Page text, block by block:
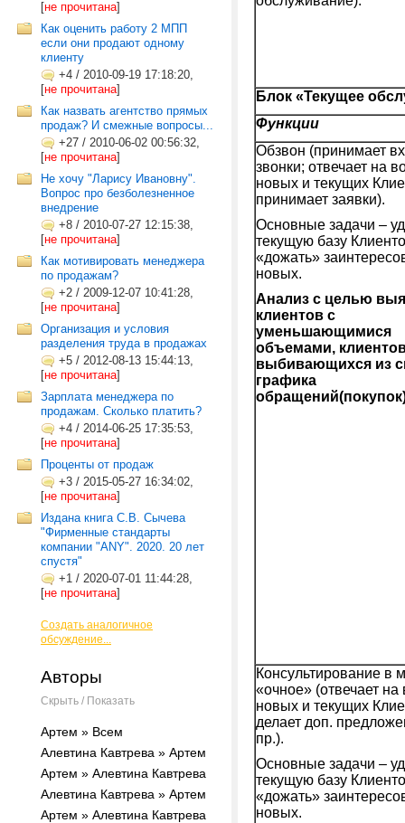
[не прочитана]
Как оценить работу 2 МПП
если они продают одному
клиенту
+4 / 2010-09-19 17:18:20,
[не прочитана]
Как назвать агентство прямых
продаж? И смежные вопросы...
+27 / 2010-06-02 00:56:32,
[не прочитана]
Не хочу "Ларису Ивановну".
Вопрос про безболезненное
внедрение
+8 / 2010-07-27 12:15:38,
[не прочитана]
Как мотивировать менеджера
по продажам?
+2 / 2009-12-07 10:41:28,
[не прочитана]
Организация и условия
разделения труда в продажах
+5 / 2012-08-13 15:44:13,
[не прочитана]
Зарплата менеджера по
продажам. Сколько платить?
+4 / 2014-06-25 17:35:53,
[не прочитана]
Проценты от продаж
+3 / 2015-05-27 16:34:02,
[не прочитана]
Издана книга С.В. Сычева
"Фирменные стандарты
компании "ANY". 2020. 20 лет
спустя"
+1 / 2020-07-01 11:44:28,
[не прочитана]
Создать аналогичное
обсуждение...
Авторы
Скрыть / Показать
Артем » Всем
Алевтина Кавтрева » Артем
Артем » Алевтина Кавтрева
Алевтина Кавтрева » Артем
Артем » Алевтина Кавтрева
Блок «Текущее
Функции
Обзвон (принимает
звонки; отвечает на
новых и текущих
принимает заявки).
Основные задачи –
текущую базу
«дожать»
новых.
Анализ с целью
клиентов с
уменьшающимися
объемами,
выбивающихся из
графика
Консультирование в
«очное» (отвечает
новых и текущих
делает доп.
пр.).
Основные задачи –
текущую базу
«дожать»
новых.